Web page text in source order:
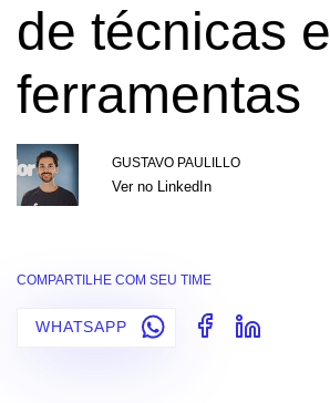
de técnicas e
ferramentas
GUSTAVO PAULILLO
Ver no LinkedIn
COMPARTILHE COM SEU TIME
WHATSAPP